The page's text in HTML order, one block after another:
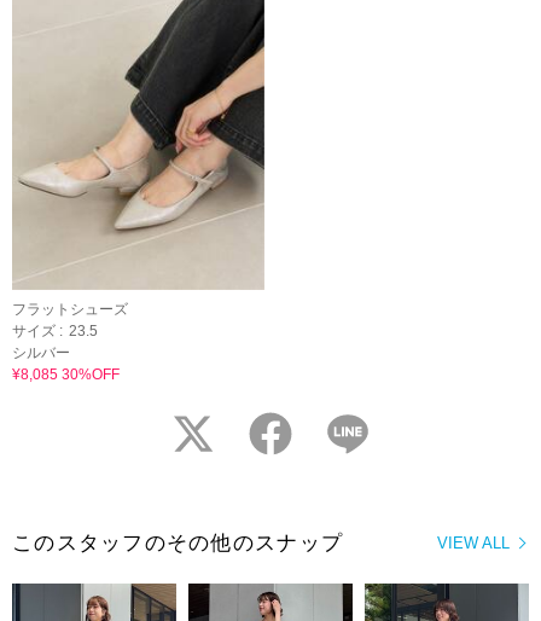
フラットシューズ
サイズ : 23.5
シルバー
¥8,085 30%OFF
twitter facebook
VIEW ALL
このスタッフのその他のスナップ